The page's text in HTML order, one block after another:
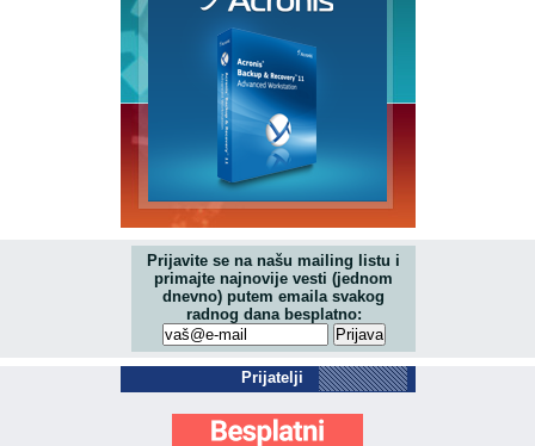
Prijavite se na našu mailing listu i
primajte najnovije vesti (jednom
dnevno) putem emaila svakog
radnog dana besplatno:
Prijatelji